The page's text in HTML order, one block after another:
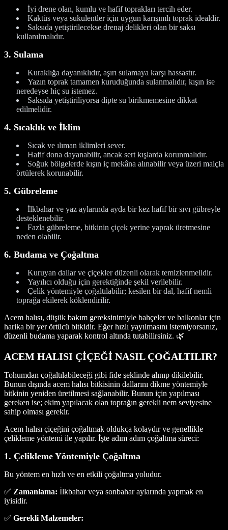
İyi drene olan, kumlu ve hafif toprakları tercih eder.
Kaktüs veya sukulentler için uygun karışımlı toprak idealdir.
Saksıda yetiştirilecekse drenaj delikleri olan bir saksı
kullanılmalıdır.
3. Sulama
Kuraklığa dayanıklıdır, aşırı sulamaya karşı hassastır.
Yazın toprak tamamen kuruduğunda sulanmalıdır, kışın ise
neredeyse hiç su istemez.
Saksıda yetiştiriliyorsa dipte su birikmemesine dikkat
edilmelidir.
4. Sıcaklık ve İklim
Sıcak ve ılıman iklimleri sever.
Hafif dona dayanabilir, ancak sert kışlarda korunmalıdır.
Soğuk bölgelerde kışın iç mekâna alınabilir veya üzeri malçla
örtülerek korunabilir.
5. Gübreleme
İlkbahar ve yaz aylarında ayda bir kez hafif bir sıvı gübreyle
desteklenebilir.
Fazla gübreleme, bitkinin çiçek yerine yaprak üretmesine
neden olabilir.
6. Budama ve Çoğaltma
Kuruyan dallar ve çiçekler düzenli olarak temizlenmelidir.
Yayılıcı olduğu için gerektiğinde şekil verilebilir.
Çelik yöntemiyle çoğaltılabilir; kesilen bir dal, hafif nemli
toprağa ekilerek köklendirilir.
Acem halısı, düşük bakım gereksinimiyle bahçeler ve balkonlar için
harika bir yer örtücü bitkidir. Eğer hızlı yayılmasını istemiyorsanız,
düzenli budama yaparak kontrol altında tutabilirsiniz. 🌿
ACEM HALISI ÇİÇEĞİ NASIL ÇOĞALTILIR?
Tohumdan çoğaltılabileceği gibi fide şeklinde alınıp dikilebilir.
Bunun dışında acem halısı bitkisinin dallarını dikme yöntemiyle
bitkinin yeniden üretilmesi sağlanabilir. Bunun için yapılması
gereken ise; ekim yapılacak olan toprağın gerekli nem seviyesine
sahip olması gerekir.
Acem halısı çiçeğini çoğaltmak oldukça kolaydır ve genellikle
çelikleme yöntemi ile yapılır. İşte adım adım çoğaltma süreci:
1. Çelikleme Yöntemiyle Çoğaltma
Bu yöntem en hızlı ve en etkili çoğaltma yoludur.
✅ Zamanlama: İlkbahar veya sonbahar aylarında yapmak en
iyisidir.
✅ Gerekli Malzemeler: